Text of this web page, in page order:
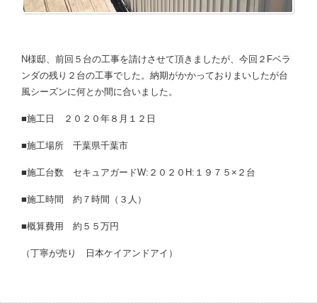
N様邸、前回５台の工事を請けさせて頂きましたが、今回２Fベラ
ンダの残り２台の工事でした。納期がかかっておりまいしたが台
風シーズンに何とか間に合いました。
■施工日 ２０２０年８月１２日
■施工場所 千葉県千葉市
■施工台数 セキュアガードW:２０２０H:１９７５×２台
■施工時間 約７時間（３人）
■概算費用 約５５万円
（丁寧が売り 日本ケイアンドアイ）